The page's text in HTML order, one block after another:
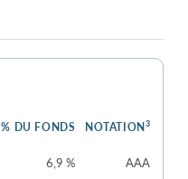
% DU FONDS NOTATION3
6,9 % AAA